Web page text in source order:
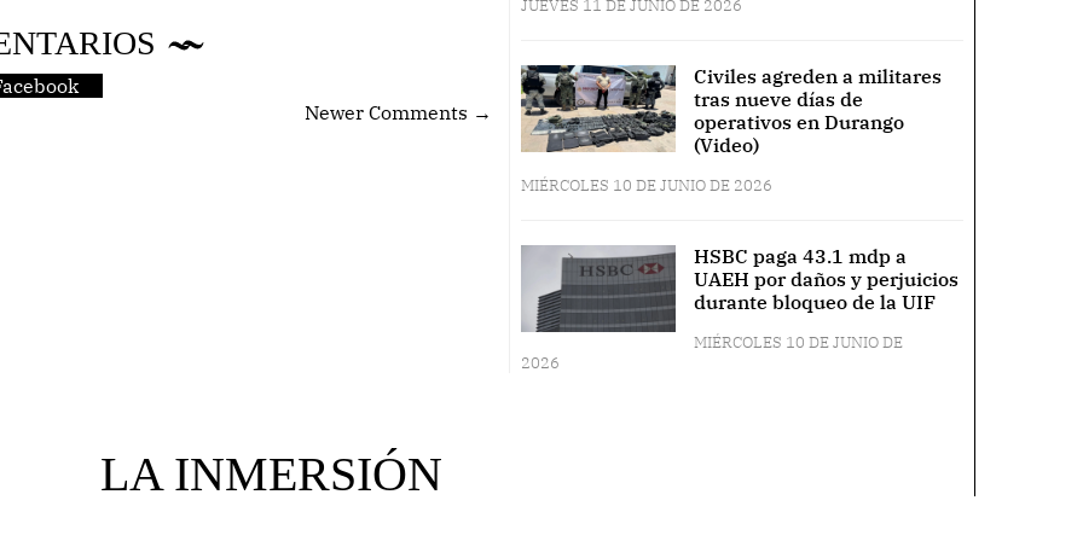
Newer Comments →
JUEVES 11 DE JUNIO DE 2026
Civiles agreden a militares
tras nueve días de
operativos en Durango
(Video)
MIÉRCOLES 10 DE JUNIO DE 2026
HSBC paga 43.1 mdp a
UAEH por daños y perjuicios
durante bloqueo de la UIF
MIÉRCOLES 10 DE JUNIO DE
2026
LA INMERSIÓN